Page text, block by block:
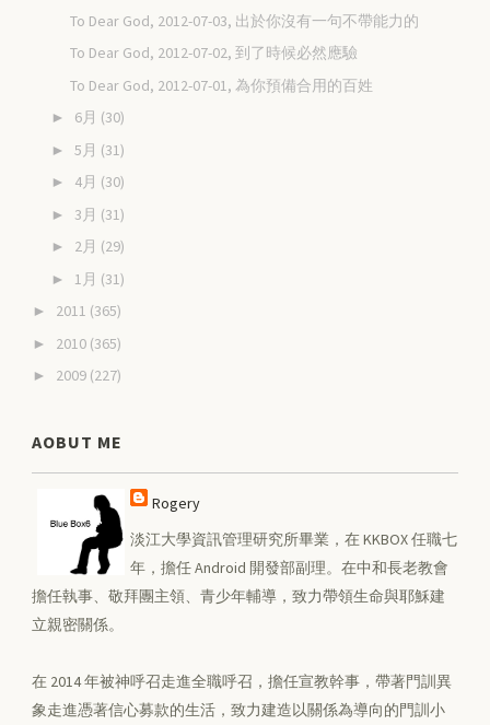
To Dear God, 2012-07-03, 出於你沒有一句不帶能力的
To Dear God, 2012-07-02, 到了時候必然應驗
To Dear God, 2012-07-01, 為你預備合用的百姓
► 6月 (30)
► 5月 (31)
► 4月 (30)
► 3月 (31)
► 2月 (29)
► 1月 (31)
► 2011 (365)
► 2010 (365)
► 2009 (227)
AOBUT ME
Rogery
淡江大學資訊管理研究所畢業，在 KKBOX 任職七
年，擔任 Android 開發部副理。在中和長老教會
擔任執事、敬拜團主領、青少年輔導，致力帶領生命與耶穌建
立親密關係。
在 2014 年被神呼召走進全職呼召，擔任宣教幹事，帶著門訓異
象走進憑著信心募款的生活，致力建造以關係為導向的門訓小